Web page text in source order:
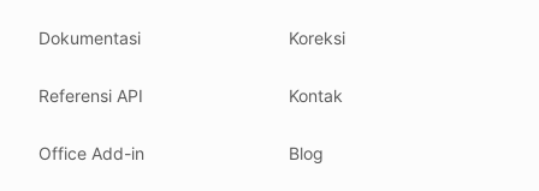
How tokens work
Where we comply
Case studies
Dokumentasi
Referensi API
Office Add-in
Koreksi
Kontak
Blog